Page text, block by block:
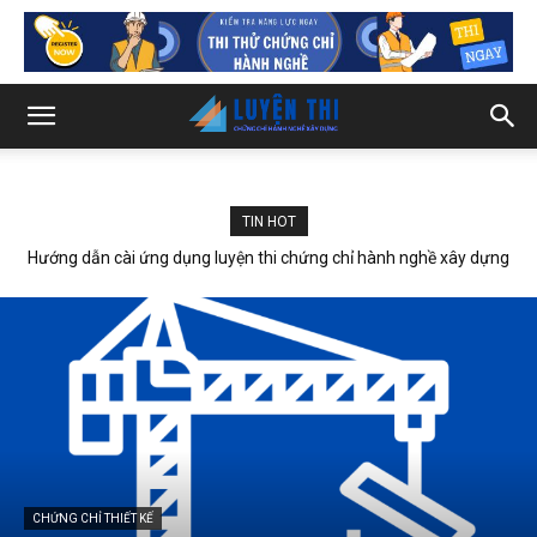
TIN HOT
Hướng dẫn cài ứng dụng luyện thi chứng chỉ hành nghề xây dựng
CHỨNG CHỈ THIẾT KẾ